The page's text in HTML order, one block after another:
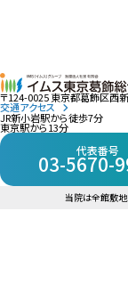
〒124-0025 東京都葛飾区西
交通アクセス
JR新小岩駅から徒歩7分
東京駅から13分
代表番号
03-5670-
当院は全館敷地